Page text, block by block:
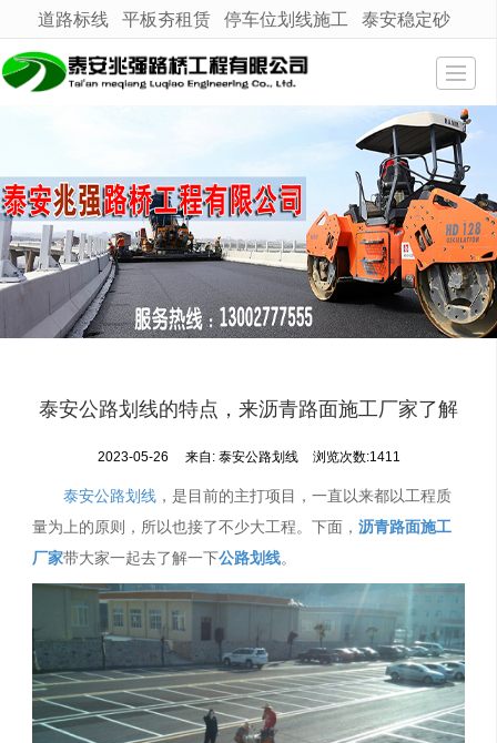
很遗憾，因您的浏览器版本过低导致无法获得最佳浏览体验，推荐下载安装谷歌浏览器！
道路标线 平板夯租赁 停车位划线施工 泰安稳定砂
新闻动态
工程案例
公司介绍
技术支持
地图导航
泰安公路划线的特点，来沥青路面施工厂家了解
2023-05-26 来自: 泰安公路划线 浏览次数:1411
泰安公路划线 ，是目前的主打项目，一直以来都以工程质
量为上的原则，所以也接了不少大工程。下面，沥青路面施工
厂家带大家一起去了解一下公路划线。